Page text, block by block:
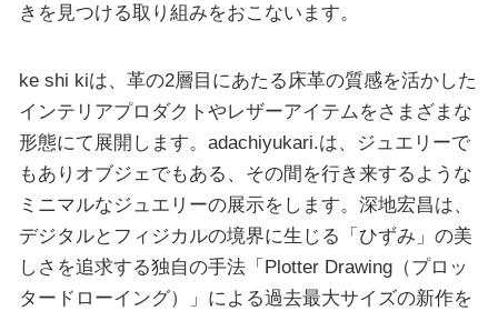
きを見つける取り組みをおこないます。
ke shi kiは、革の2層目にあたる床革の質感を活かした
インテリアプロダクトやレザーアイテムをさまざまな
形態にて展開します。adachiyukari.は、ジュエリーで
もありオブジェでもある、その間を行き来するような
ミニマルなジュエリーの展示をします。深地宏昌は、
デジタルとフィジカルの境界に生じる「ひずみ」の美
しさを追求する独自の手法「Plotter Drawing（プロッ
タードローイング）」による過去最大サイズの新作を